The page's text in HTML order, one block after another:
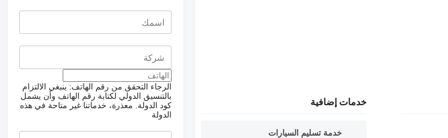
خدمات إضافية
خدمة تسليم السيارات
الرجاء التحقق من رقم الهاتف: ينبغي الالتزام
بالتنسيق الدولي لكتابة رقم الهاتف وأن يشمل
كود الدولة.
معذرة، خدماتنا غير متاحة في هذه
الدولة